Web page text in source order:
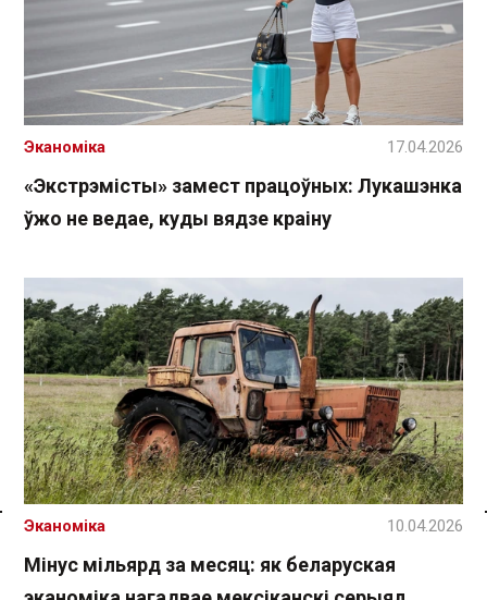
Спасылка без VPN
«Экстрэмісты» замест працоўных: Лукашэнка
ўжо не ведае, куды вядзе краіну
Эканоміка 17.04.2026
Мінус мільярд за месяц: як беларуская
Эканоміка 10.04.2026